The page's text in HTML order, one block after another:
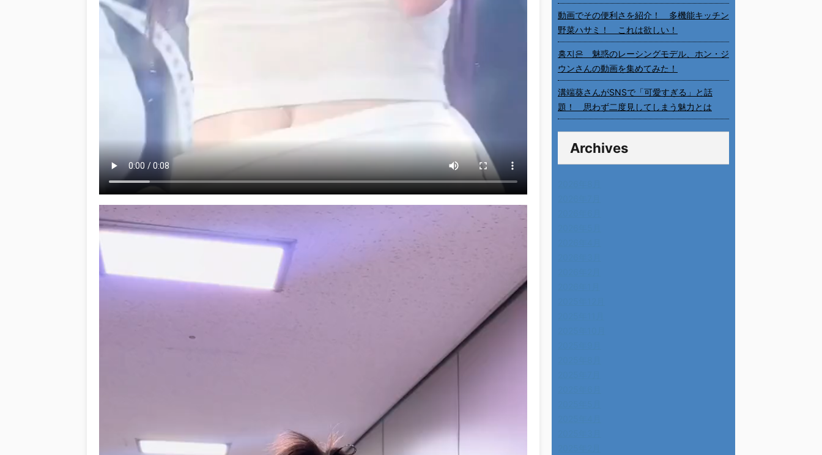
動画でその便利さを紹介！ 多機能キッチン
野菜ハサミ！ これは欲しい！
홍지은 魅惑のレーシングモデル、ホン・ジ
ウンさんの動画を集めてみた！
溝端葵さんがSNSで「可愛すぎる」と話
題！ 思わず二度見してしまう魅力とは
Archives